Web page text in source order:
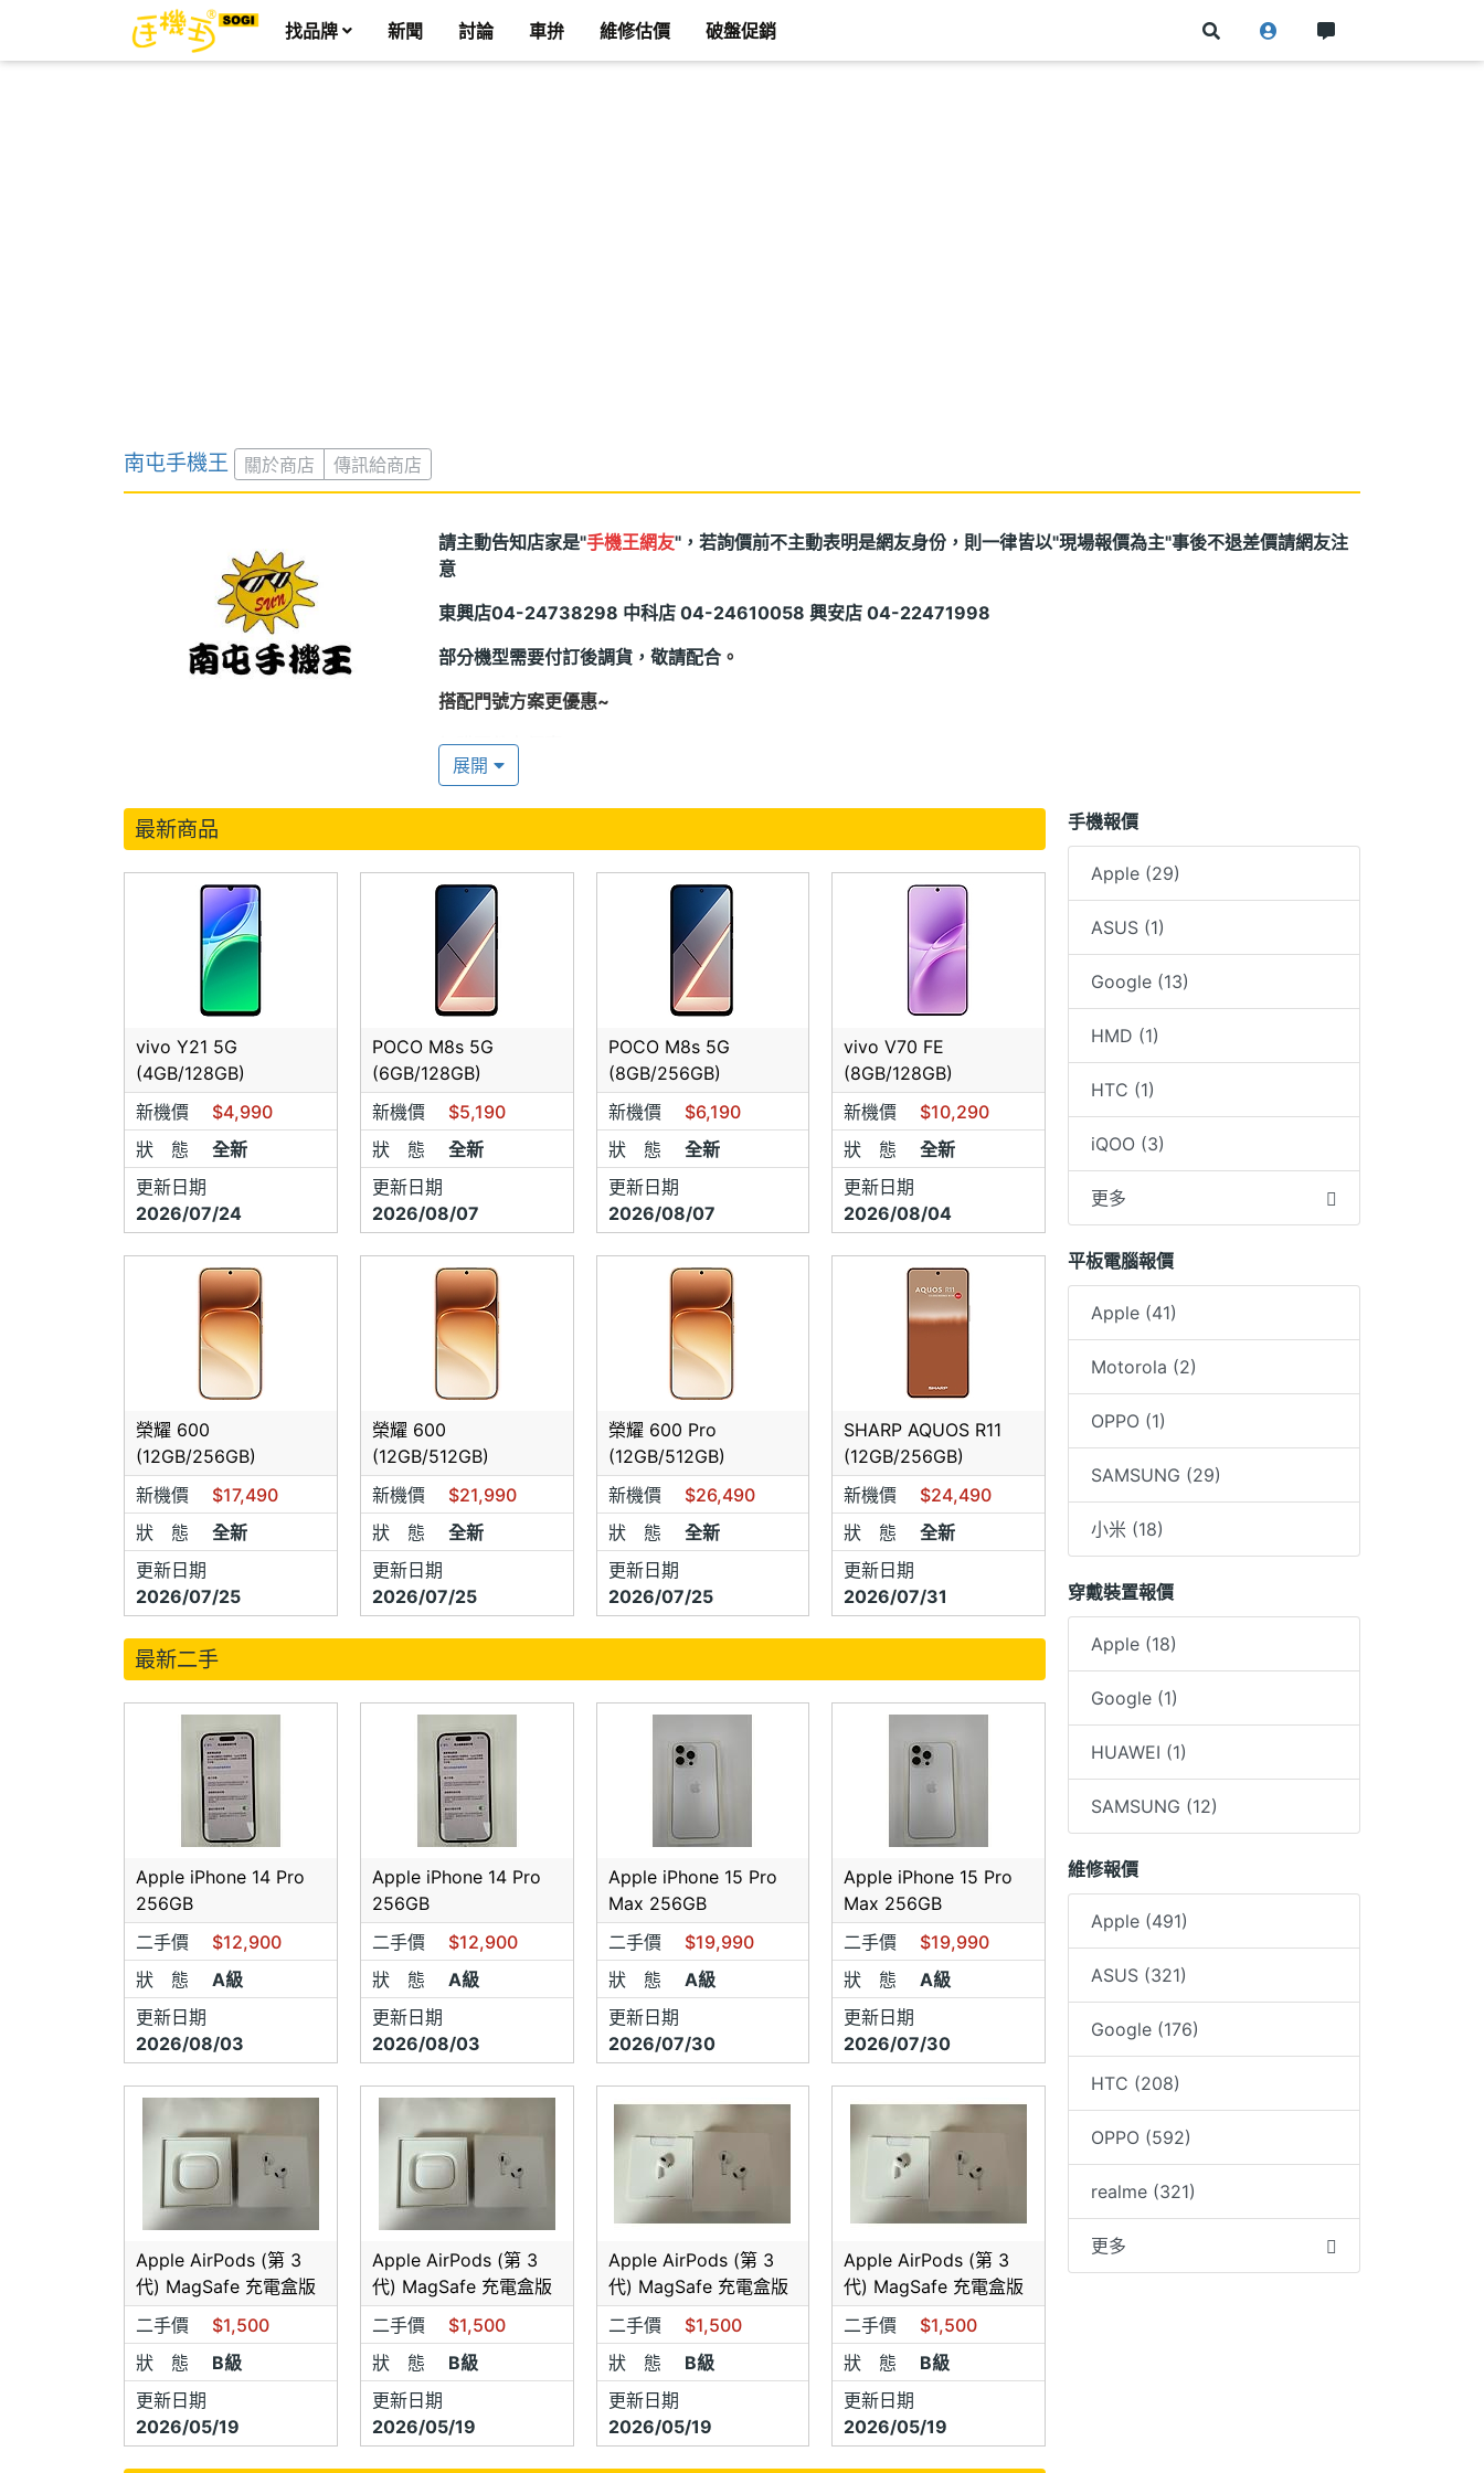
找品牌 新聞 討論 車拚 維修估價 破盤促銷
南屯手機王 關於商店 傳訊給商店
請主動告知店家是"手機王網友"，若詢價前不主動表明是網友身份，則一律皆以"現場報價為主"事後不退差價請網友注
意
東興店04-24738298 中科店 04-24610058 興安店 04-22471998
部分機型需要付訂後調貨，敬請配合 。
搭配門號方案更優惠~
加購配件有優惠~
★注意事項★
1. 商品拆封前請由客戶檢查為全新品，凡購買7天內因商品有瑕疵，手機須保持外觀無任何磨損，一旦拆封後七日內如
發現新品不良或瑕疵，並無現場更換新機，會送回原廠後，由原廠判定是否符合更換新機，如原廠判定軟體問題，則會
以更新軟體或重灌軟體為主
2. 本店為"實體店家"故不接受消保法第19條規範，無7天鑑賞期,不接受不會使用或操作,外觀不滿意 之類的理由來退換
貨，請在購買或訂貨前確定好您要的機型。
3.貨物既出恕不接受買家因任何因素要求更換其他同款,不同機型或更換顏色.故拆封後遇新品不良送回原廠 (不含週六、
日，約需7天),不得要求門市立即提供現場換貨、取消交易或其他賠償.
展開
最新商品
vivo Y21 5G
(4GB/128GB)
新機價
$4,990
狀 態
全新
更新日期
2026/07/24
POCO M8s 5G
(6GB/128GB)
新機價
$5,190
狀 態
全新
更新日期
2026/08/07
POCO M8s 5G
(8GB/256GB)
新機價
$6,190
狀 態
全新
更新日期
2026/08/07
vivo V70 FE
(8GB/128GB)
新機價
$10,290
狀 態
全新
更新日期
2026/08/04
榮耀 600
(12GB/256GB)
新機價
$17,490
狀 態
全新
更新日期
2026/07/25
榮耀 600
(12GB/512GB)
新機價
$21,990
狀 態
全新
更新日期
2026/07/25
榮耀 600 Pro
(12GB/512GB)
新機價
$26,490
狀 態
全新
更新日期
2026/07/25
SHARP AQUOS R11
(12GB/256GB)
新機價
$24,490
狀 態
全新
更新日期
2026/07/31
最新二手
Apple iPhone 14 Pro
256GB
二手價
$12,900
狀 態
A級
更新日期
2026/08/03
Apple iPhone 14 Pro
256GB
二手價
$12,900
狀 態
A級
更新日期
2026/08/03
Apple iPhone 15 Pro
Max 256GB
二手價
$19,990
狀 態
A級
更新日期
2026/07/30
Apple iPhone 15 Pro
Max 256GB
二手價
$19,990
狀 態
A級
更新日期
2026/07/30
Apple AirPods (第 3
代) MagSafe 充電盒版
二手價
$1,500
狀 態
B級
更新日期
2026/05/19
Apple AirPods (第 3
代) MagSafe 充電盒版
二手價
$1,500
狀 態
B級
更新日期
2026/05/19
Apple AirPods (第 3
代) MagSafe 充電盒版
二手價
$1,500
狀 態
B級
更新日期
2026/05/19
Apple AirPods (第 3
代) MagSafe 充電盒版
二手價
$1,500
狀 態
B級
更新日期
2026/05/19
手機報價
Apple (29)
ASUS (1)
Google (13)
HMD (1)
HTC (1)
iQOO (3)
更多
平板電腦報價
Apple (41)
Motorola (2)
OPPO (1)
SAMSUNG (29)
小米 (18)
穿戴裝置報價
Apple (18)
Google (1)
HUAWEI (1)
SAMSUNG (12)
維修報價
Apple (491)
ASUS (321)
Google (176)
HTC (208)
OPPO (592)
realme (321)
更多